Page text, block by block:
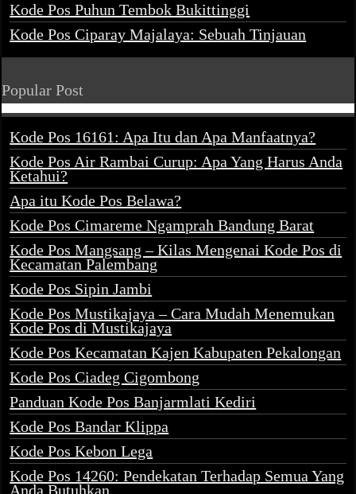
Kode Pos Puhun Tembok Bukittinggi
Kode Pos Ciparay Majalaya: Sebuah Tinjauan
Popular Post
Kode Pos 16161: Apa Itu dan Apa Manfaatnya?
Kode Pos Air Rambai Curup: Apa Yang Harus Anda
Ketahui?
Apa itu Kode Pos Belawa?
Kode Pos Cimareme Ngamprah Bandung Barat
Kode Pos Mangsang – Kilas Mengenai Kode Pos di
Kecamatan Palembang
Kode Pos Sipin Jambi
Kode Pos Mustikajaya – Cara Mudah Menemukan
Kode Pos di Mustikajaya
Kode Pos Kecamatan Kajen Kabupaten Pekalongan
Kode Pos Ciadeg Cigombong
Panduan Kode Pos Banjarmlati Kediri
Kode Pos Bandar Klippa
Kode Pos Kebon Lega
Kode Pos 14260: Pendekatan Terhadap Semua Yang
Anda Butuhkan